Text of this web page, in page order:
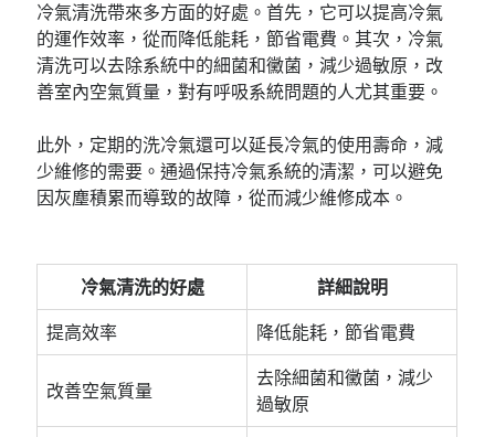
冷氣清洗帶來多方面的好處。首先，它可以提高冷氣
的運作效率，從而降低能耗，節省電費。其次，冷氣
清洗可以去除系統中的細菌和黴菌，減少過敏原，改
善室內空氣質量，對有呼吸系統問題的人尤其重要。
此外，定期的洗冷氣還可以延長冷氣的使用壽命，減
少維修的需要。通過保持冷氣系統的清潔，可以避免
因灰塵積累而導致的故障，從而減少維修成本。
冷氣清洗的好處 詳細說明
提高效率 降低能耗，節省電費
改善空氣質量
去除細菌和黴菌，減少
過敏原